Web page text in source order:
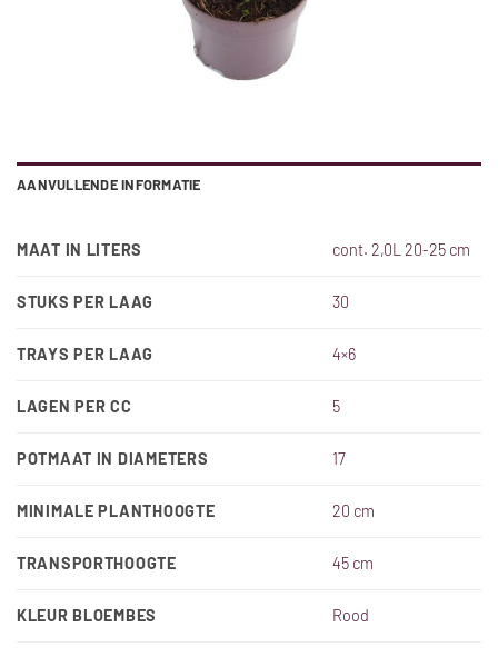
AANVULLENDE INFORMATIE
MAAT IN LITERS cont. 2,0L 20-25 cm
STUKS PER LAAG 30
TRAYS PER LAAG 4×6
LAGEN PER CC 5
POTMAAT IN DIAMETERS 17
MINIMALE PLANTHOOGTE 20 cm
TRANSPORTHOOGTE 45 cm
KLEUR BLOEMBES Rood